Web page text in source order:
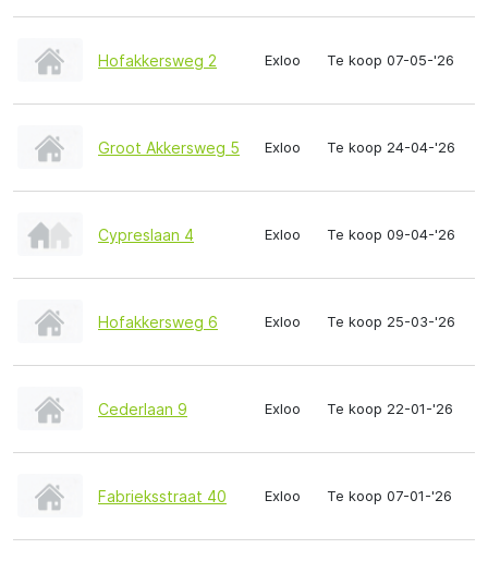
Hofakkersweg 2 Exloo Te koop 07-05-'26
Groot Akkersweg 5 Exloo Te koop 24-04-'26
Cypreslaan 4 Exloo Te koop 09-04-'26
Hofakkersweg 6 Exloo Te koop 25-03-'26
Cederlaan 9 Exloo Te koop 22-01-'26
Fabrieksstraat 40 Exloo Te koop 07-01-'26